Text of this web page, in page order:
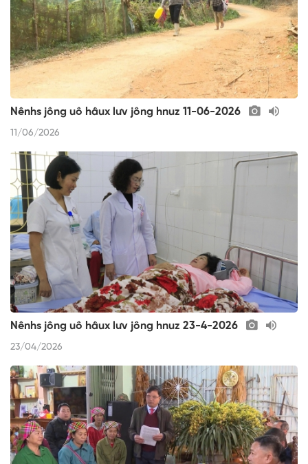
Nênhs jông uô hâux lưv jông hnuz 11-06-2026
11/06/2026
Nênhs jông uô hâux lưv jông hnuz 23-4-2026
23/04/2026